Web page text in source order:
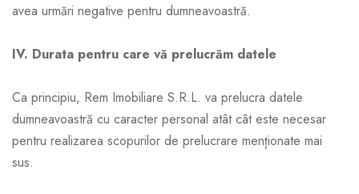
avea urmări negative pentru dumneavoastră.
IV. Durata pentru care vă prelucrăm datele
Ca principiu, Rem Imobiliare S.R.L. va prelucra datele
dumneavoastră cu caracter personal atât cât este necesar
pentru realizarea scopurilor de prelucrare menționate mai
sus.